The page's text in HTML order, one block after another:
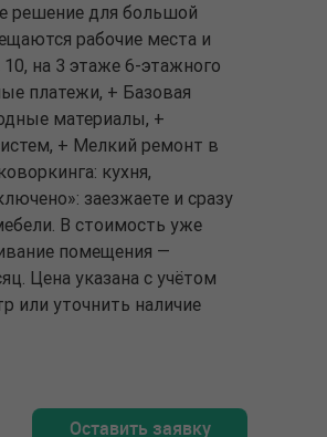
решение для большой
рабочие места и
на 3 этаже 6-этажного
платежи, + Базовая
материалы, +
+ Мелкий ремонт в
кухня,
заезжаете и сразу
В стоимость уже
помещения —
Цена указана с учётом
или уточнить наличие
Оставить заявку